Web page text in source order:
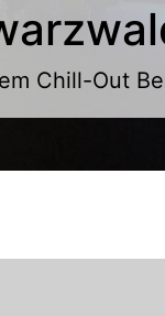
Chill-Out
für jeden